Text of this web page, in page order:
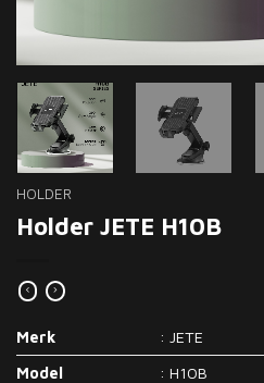
HOLDER
Holder JETE H10B
Merk
: JETE
Model
: H10B